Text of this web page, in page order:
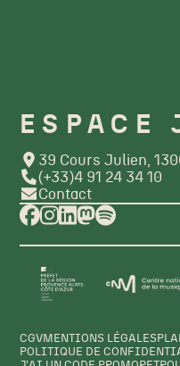
ESPACE
39 Cours Julien,
(+33)4 91 24 34 10
Contact
CGVMENTIONS LÉGALES
POLITIQUE DE